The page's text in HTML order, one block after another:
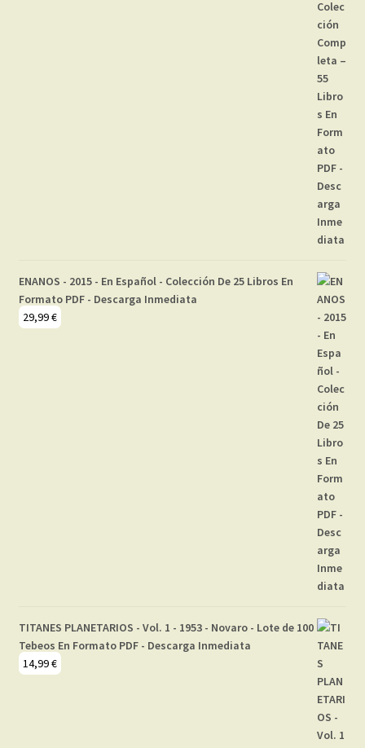
ENANOS - 2015 - En Español - Colección De 25 Libros En
Formato PDF - Descarga Inmediata
29,99€
TITANES PLANETARIOS - Vol. 1 - 1953 - Novaro - Lote de 100
Tebeos En Formato PDF - Descarga Inmediata
14,99€